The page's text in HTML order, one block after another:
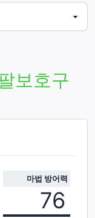
보호구
마법 방어력
76